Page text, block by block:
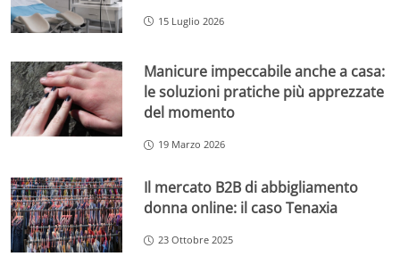
15 Luglio 2026
Manicure impeccabile anche a casa:
le soluzioni pratiche più apprezzate
del momento
19 Marzo 2026
Il mercato B2B di abbigliamento
donna online: il caso Tenaxia
23 Ottobre 2025